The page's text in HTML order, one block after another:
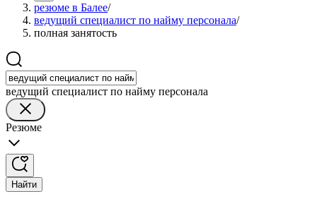
резюме в Балее/
ведущий специалист по найму персонала/
полная занятость
ведущий специалист по найму персонала
Резюме
Найти